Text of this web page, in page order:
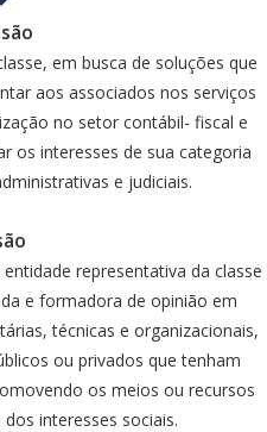
em busca de soluções que
aos associados nos serviços
no setor contábil- fiscal e
os interesses de sua categoria
e judiciais.
representativa da classe
e formadora de opinião em
técnicas e organizacionais,
ou privados que tenham
os meios ou recursos
interesses sociais.